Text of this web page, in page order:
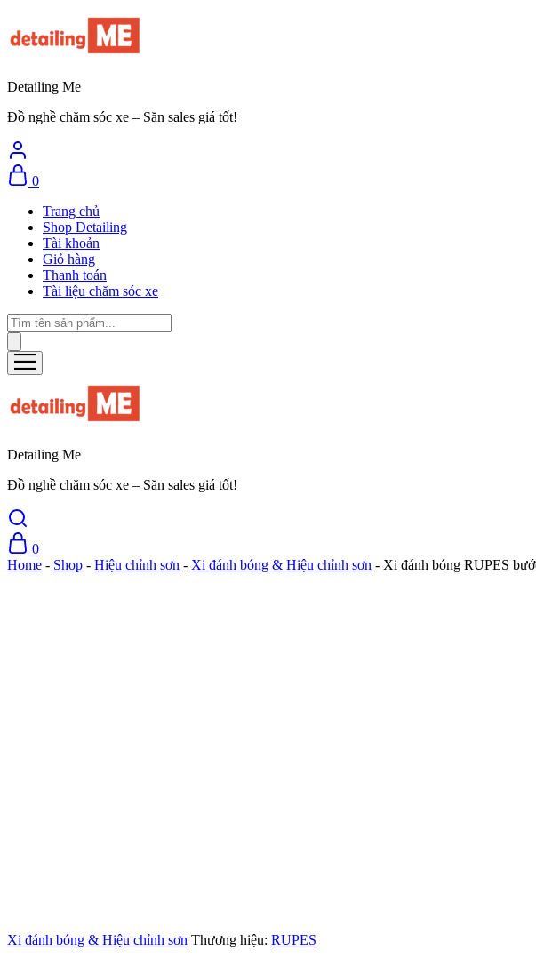
Detailing Me
Đồ nghề chăm sóc xe – Săn sales giá tốt!
0
Trang chủ
Shop Detailing
Tài khoản
Giỏ hàng
Thanh toán
Tài liệu chăm sóc xe
Tìm
kiếm
sản
phẩm
Detailing Me
Đồ nghề chăm sóc xe – Săn sales giá tốt!
0
Home - Shop - Hiệu chỉnh sơn - Xi đánh bóng & Hiệu chỉnh sơn - Xi đánh bóng RUPES
Xi đánh bóng & Hiệu chỉnh sơn Thương hiệu: RUPES